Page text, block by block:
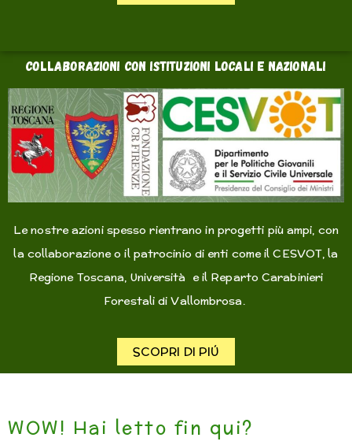
collaborazioni con istituzioni locali e nazionali
Le nostre azioni spesso rientrano in progetti più ampi, con
la collaborazione o il patrocinio di enti come il CESVOT, la
Regione Toscana, Università e il Reparto Carabinieri
Forestali di Vallombrosa.
SCOPRI DI PIÚ
WOW! Hai letto fin qui?